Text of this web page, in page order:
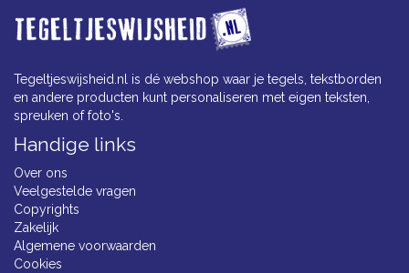
Tegeltjeswijsheid.nl is dé webshop waar je tegels, tekstborden
en andere producten kunt personaliseren met eigen teksten,
spreuken of foto's.
Handige links
Over ons
Veelgestelde vragen
Copyrights
Zakelijk
Algemene voorwaarden
Cookies